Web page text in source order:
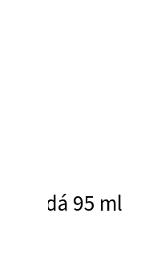
hnědá 95 ml